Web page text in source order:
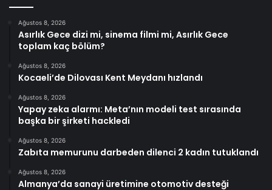
Ağustos 8, 2026
Asırlık Gece dizi mi, sinema filmi mi, Asırlık Gece
toplam kaç bölüm?
Ağustos 8, 2026
Kocaeli’de Dilovası Kent Meydanı hızlandı
Ağustos 8, 2026
Yapay zeka alarmı: Meta’nın modeli test sırasında
başka bir şirketi hackledi
Ağustos 8, 2026
Zabıta memurunu darbeden dilenci 2 kadın tutuklandı
Ağustos 8, 2026
Almanya’da sanayi üretimine otomotiv desteği